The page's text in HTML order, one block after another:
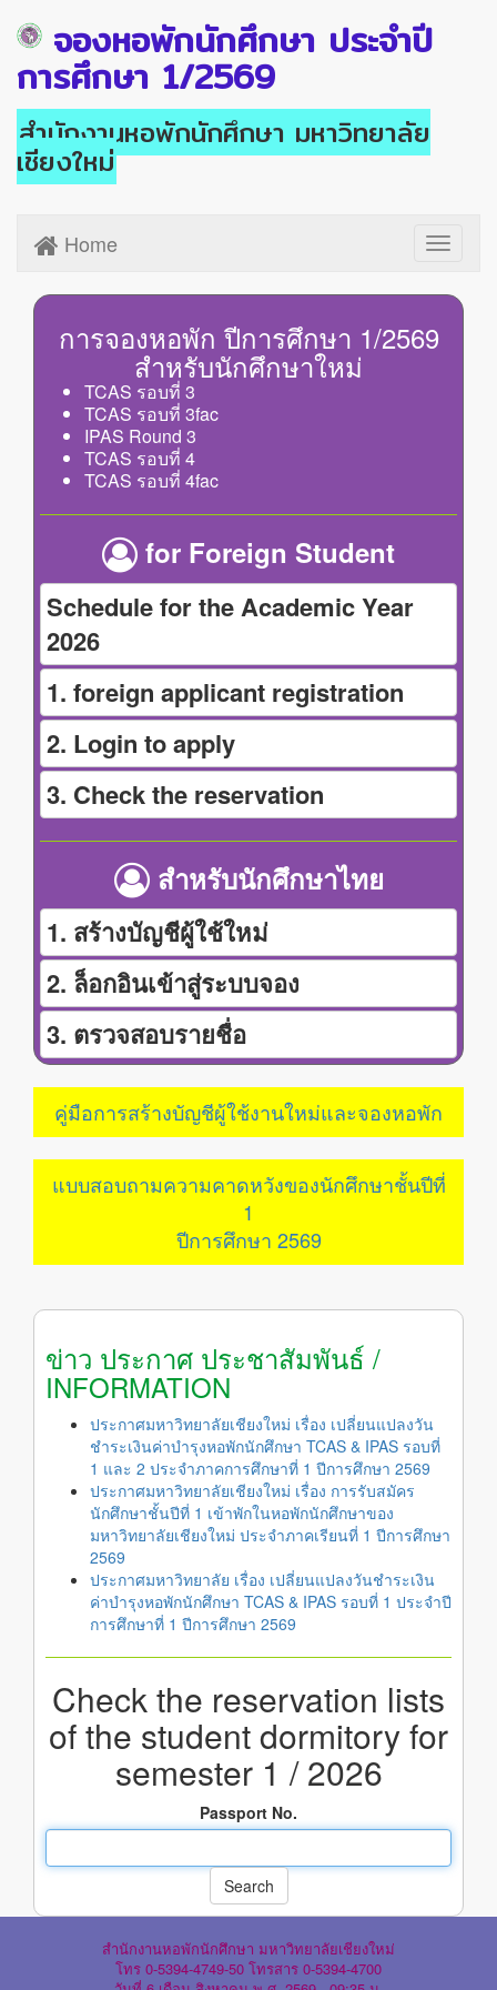
จองหอพักนักศึกษา ประจำปี
การศึกษา 1/2569
สำนักงานหอพักนักศึกษา มหาวิทยาลัย
เชียงใหม่
Toggle
Home
การจองหอพัก ปีการศึกษา 1/2569
สำหรับนักศึกษาใหม่
TCAS รอบที่ 3
TCAS รอบที่ 3fac
IPAS Round 3
TCAS รอบที่ 4
TCAS รอบที่ 4fac
for Foreign Student
Schedule for the Academic Year
2026
1. foreign applicant registration
2. Login to apply
3. Check the reservation
สำหรับนักศึกษาไทย
1. สร้างบัญชีผู้ใช้ใหม่
2. ล็อกอินเข้าสู่ระบบจอง
3. ตรวจสอบรายชื่อ
คู่มือการสร้างบัญชีผู้ใช้งานใหม่และจองหอพัก
แบบสอบถามความคาดหวังของนักศึกษาชั้นปีที่
1
ปีการศึกษา 2569
ข่าว ประกาศ ประชาสัมพันธ์ /
INFORMATION
ประกาศมหาวิทยาลัยเชียงใหม่ เรื่อง เปลี่ยนแปลงวัน
ชำระเงินค่าบำรุงหอพักนักศึกษา TCAS & IPAS รอบที่
1 และ 2 ประจำภาคการศึกษาที่ 1 ปีการศึกษา 2569
ประกาศมหาวิทยาลัยเชียงใหม่ เรื่อง การรับสมัคร
นักศึกษาชั้นปีที่ 1 เข้าพักในหอพักนักศึกษาของ
มหาวิทยาลัยเชียงใหม่ ประจำภาคเรียนที่ 1 ปีการศึกษา
2569
ประกาศมหาวิทยาลัย เรื่อง เปลี่ยนแปลงวันชำระเงิน
ค่าบำรุงหอพักนักศึกษา TCAS & IPAS รอบที่ 1 ประจำปี
การศึกษาที่ 1 ปีการศึกษา 2569
Check the reservation lists
of the student dormitory for
semester 1 / 2026
Passport No.
สำนักงานหอพักนักศึกษา มหาวิทยาลัยเชียงใหม่
โทร 0-5394-4749-50 โทรสาร 0-5394-4700